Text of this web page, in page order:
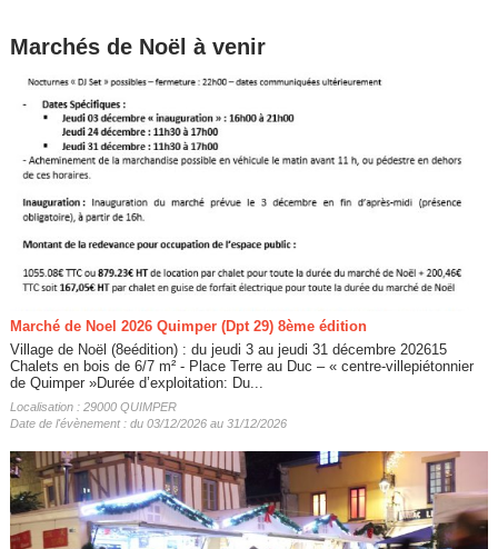
Marchés de Noël à venir
Marché de Noel 2026 Quimper (Dpt 29) 8ème édition
Village de Noël (8eédition) : du jeudi 3 au jeudi 31 décembre 202615
Chalets en bois de 6/7 m² - Place Terre au Duc – « centre-villepiétonnier
de Quimper »Durée d’exploitation: Du...
Localisation : 29000 QUIMPER
Date de l'évènement : du 03/12/2026 au 31/12/2026